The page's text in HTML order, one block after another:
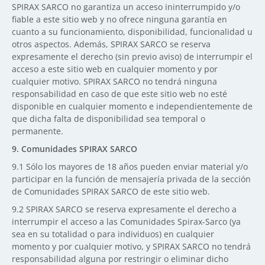
SPIRAX SARCO no garantiza un acceso ininterrumpido y/o
fiable a este sitio web y no ofrece ninguna garantía en
cuanto a su funcionamiento, disponibilidad, funcionalidad u
otros aspectos. Además, SPIRAX SARCO se reserva
expresamente el derecho (sin previo aviso) de interrumpir el
acceso a este sitio web en cualquier momento y por
cualquier motivo. SPIRAX SARCO no tendrá ninguna
responsabilidad en caso de que este sitio web no esté
disponible en cualquier momento e independientemente de
que dicha falta de disponibilidad sea temporal o
permanente.
9. Comunidades SPIRAX SARCO
9.1 Sólo los mayores de 18 años pueden enviar material y/o
participar en la función de mensajería privada de la sección
de Comunidades SPIRAX SARCO de este sitio web.
9.2 SPIRAX SARCO se reserva expresamente el derecho a
interrumpir el acceso a las Comunidades Spirax-Sarco (ya
sea en su totalidad o para individuos) en cualquier
momento y por cualquier motivo, y SPIRAX SARCO no tendrá
responsabilidad alguna por restringir o eliminar dicho